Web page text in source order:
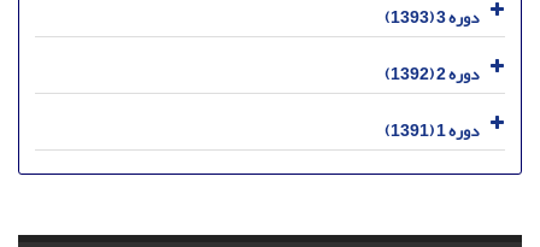
دوره 3 (1393)
دوره 2 (1392)
دوره 1 (1391)